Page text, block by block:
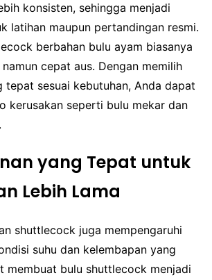
konsisten, sehingga menjadi
latihan maupun pertandingan resmi.
berbahan bulu ayam biasanya
cepat aus. Dengan memilih
tepat sesuai kebutuhan, Anda dapat
kerusakan seperti bulu mekar dan
yang Tepat untuk
Lebih Lama
shuttlecock juga mempengaruhi
suhu dan kelembapan yang
membuat bulu shuttlecock menjadi